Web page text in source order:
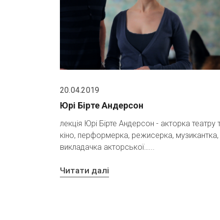
20.04.2019
Юрі Бірте Андерсон
лекція Юрі Бірте Андерсон - акторка театру
кіно, перформерка, режисерка, музикантка,
викладачка акторської…
Читати далі